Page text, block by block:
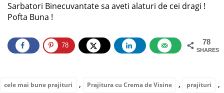
Sarbatori Binecuvantate sa aveti alaturi de cei dragi !
Pofta Buna !
78
SHARES
78
cele mai bune prajituri , Prajitura cu Crema de Visine , prajituri ,